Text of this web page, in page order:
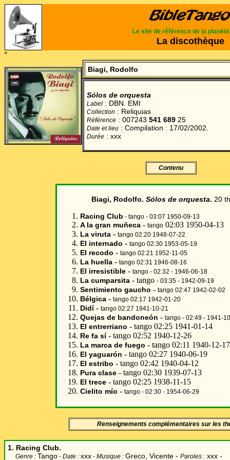
Le site de référence de la planète
La discothèque
°
Biagi, Rodolfo
Sólos de orquesta
Label : DBN. EMI
Collection : Reliquias
Référence : 007243 541 689 25
Date et lieu : Compilation : 17/02/2002.
Durée : xxx
Contenu
Biagi, Rodolfo. Sólos de orquesta. 20
Racing Club - tango - 03:07 1950-09-13
A la gran muñeca - tango 02:03 1950-04-13
La viruta - tango 02:20 1948-07-22
El internado - tango 02:30 1953-05-19
El recodo - tango 02:21 1952-11-05
La huella - tango 02:31 1946-08-16
El irresistible - tango - 02:32 - 1946-06-18
La cumparsita - tango - 03:35 - 1942-09-19
Sentimiento gaucho - tango 02:47 1942-02-02
Bélgica - tango 02:17 1942-01-20
Didí- tango 02:27 1941-10-21
Quejas de bandoneón - tango - 02:49 - 1941-
El entrerriano - tango 02:25 1941-01-14
Re fa sí- tango 02:52 1940-12-26
La marca de fuego - tango 02:11 1940-12-17
El yaguarón - tango 02:27 1940-06-19
El estribo - tango 02:42 1940-04-12
Pura clase - tango 02:30 1939-07-13
El trece - tango 02:25 1938-11-15
Cielito mío - tango - 02:30 - 1954-06-29
Renseignements complémentaires sur les
1. Racing Club.
Genre : Tango - Date : xxx - Musique : Greco, Vicente - Paroles : xxx -